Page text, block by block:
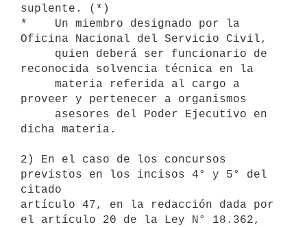
suplente. (*)
*    Un miembro designado por la
Oficina Nacional del Servicio Civil,
reconocida solvencia técnica en la
proveer y pertenecer a organismos
dicha materia.
2) En el caso de los concursos
previstos en los incisos 4° y 5° del
citado
artículo 47, en la redacción dada por
el artículo 20 de la Ley N° 18.362,